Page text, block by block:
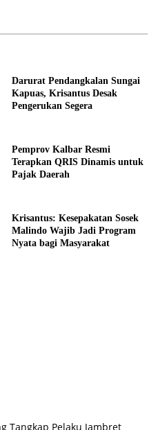
Darurat Pendangkalan Sungai
Kapuas, Krisantus Desak
Pengerukan Segera
Pemprov Kalbar Resmi
Terapkan QRIS Dinamis untuk
Pajak Daerah
Krisantus: Kesepakatan Sosek
Malindo Wajib Jadi Program
Nyata bagi Masyarakat